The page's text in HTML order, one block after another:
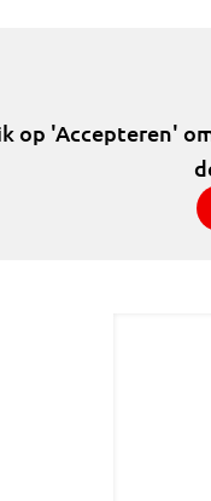
op 'Accepteren'